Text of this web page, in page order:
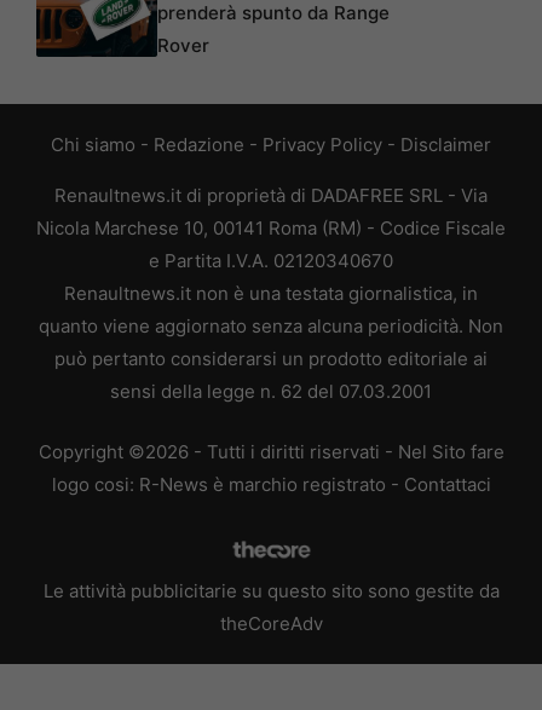
prenderà spunto da Range
Rover
Chi siamo - Redazione - Privacy Policy - Disclaimer
Renaultnews.it di proprietà di DADAFREE SRL - Via
Nicola Marchese 10, 00141 Roma (RM) - Codice Fiscale
e Partita I.V.A. 02120340670
Renaultnews.it non è una testata giornalistica, in
quanto viene aggiornato senza alcuna periodicità. Non
può pertanto considerarsi un prodotto editoriale ai
sensi della legge n. 62 del 07.03.2001
Copyright ©2026 - Tutti i diritti riservati - Nel Sito fare
logo cosi: R-News è marchio registrato - Contattaci
Le attività pubblicitarie su questo sito sono gestite da
theCoreAdv